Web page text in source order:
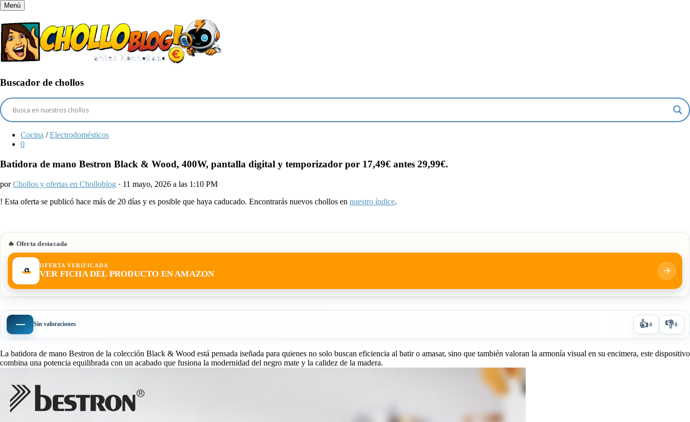
Menú
Buscador de chollos
Cocina / Electrodomésticos
0
Batidora de mano Bestron Black & Wood, 400W, pantalla digital y temporizador por 17,49€ antes 29,99€.
porChollos y ofertas en Cholloblog · 11 mayo, 2026 a las 1:10 PM
! Esta oferta se publicó hace más de 20 días y es posible que haya caducado. Encontrarás nuevos chollos en nuestro índice.
🔥 Oferta destacada
OFERTA VERIFICADA
VER FICHA DEL PRODUCTO EN AMAZON
— Sin valoraciones 👍0 👎0
La batidora de mano Bestron de la colección Black & Wood está pensada iseñada para quienes no solo buscan eficiencia al batir o amasar, sino que también valoran la armonía visual en su encimera, este dispositivo
combina una potencia equilibrada con un acabado que fusiona la modernidad del negro mate y la calidez de la madera.